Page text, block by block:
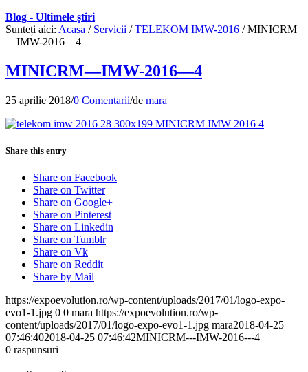
Blog - Ultimele știri
Sunteți aici: Acasa / Servicii / TELEKOM IMW-2016 / MINICRM
—IMW-2016—4
MINICRM—IMW-2016—4
25 aprilie 2018/0 Comentarii/de mara
Share this entry
Share on Facebook
Share on Twitter
Share on Google+
Share on Pinterest
Share on Linkedin
Share on Tumblr
Share on Vk
Share on Reddit
Share by Mail
https://expoevolution.ro/wp-content/uploads/2017/01/logo-expo-
evo1-1.jpg 0 0 mara https://expoevolution.ro/wp-
content/uploads/2017/01/logo-expo-evo1-1.jpg mara2018-04-25
07:46:402018-04-25 07:46:42MINICRM---IMW-2016---4
0 raspunsuri